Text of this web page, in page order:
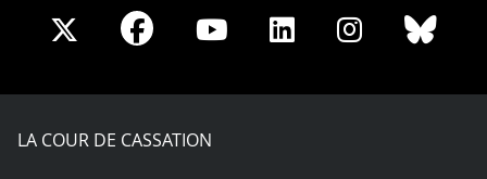
Share
X
Share
Facebook
Share
Youtube
Share
LinkedIn
Share
Instagram
LA COUR DE CASSATION